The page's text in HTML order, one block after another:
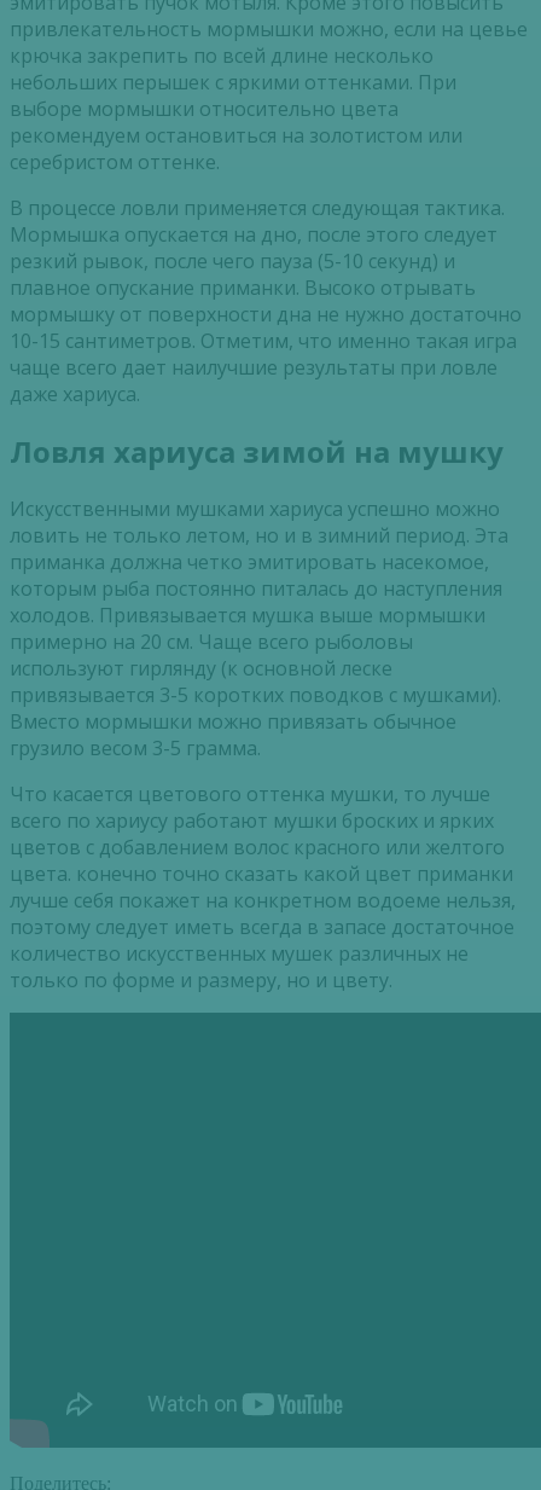
привлекательность мормышки можно, если на цевье
крючка закрепить по всей длине несколько
небольших перышек с яркими оттенками. При
выборе мормышки относительно цвета
рекомендуем остановиться на золотистом или
серебристом оттенке.
В процессе ловли применяется следующая тактика.
Мормышка опускается на дно, после этого следует
резкий рывок, после чего пауза (5-10 секунд) и
плавное опускание приманки. Высоко отрывать
мормышку от поверхности дна не нужно достаточно
10-15 сантиметров. Отметим, что именно такая игра
чаще всего дает наилучшие результаты при ловле
даже хариуса.
Ловля хариуса зимой на мушку
Искусственными мушками хариуса успешно можно
ловить не только летом, но и в зимний период. Эта
приманка должна четко эмитировать насекомое,
которым рыба постоянно питалась до наступления
холодов. Привязывается мушка выше мормышки
примерно на 20 см. Чаще всего рыболовы
используют гирлянду (к основной леске
привязывается 3-5 коротких поводков с мушками).
Вместо мормышки можно привязать обычное
грузило весом 3-5 грамма.
Что касается цветового оттенка мушки, то лучше
всего по хариусу работают мушки броских и ярких
цветов с добавлением волос красного или желтого
цвета. конечно точно сказать какой цвет приманки
лучше себя покажет на конкретном водоеме нельзя,
поэтому следует иметь всегда в запасе достаточное
количество искусственных мушек различных не
только по форме и размеру, но и цвету.
Поделитесь: